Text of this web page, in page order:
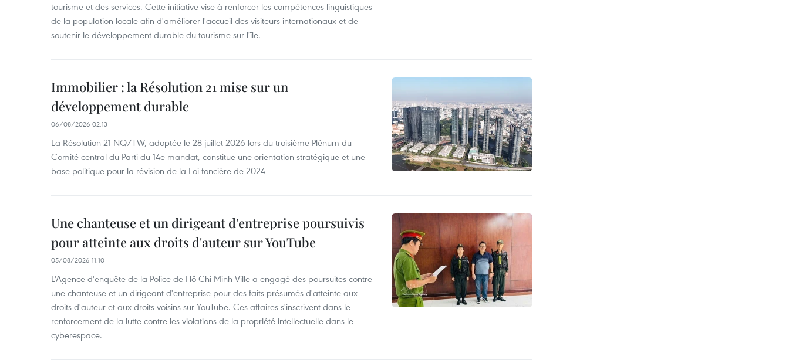
tourisme et des services. Cette initiative vise à renforcer les compétences linguistiques
de la population locale afin d'améliorer l'accueil des visiteurs internationaux et de
soutenir le développement durable du tourisme sur l'île.
Immobilier : la Résolution 21 mise sur un
développement durable
06/08/2026 02:13
La Résolution 21-NQ/TW, adoptée le 28 juillet 2026 lors du troisième Plénum du
Comité central du Parti du 14e mandat, constitue une orientation stratégique et une
base politique pour la révision de la Loi foncière de 2024
Une chanteuse et un dirigeant d'entreprise poursuivis
pour atteinte aux droits d'auteur sur YouTube
05/08/2026 11:10
L'Agence d'enquête de la Police de Hô Chi Minh-Ville a engagé des poursuites contre
une chanteuse et un dirigeant d'entreprise pour des faits présumés d'atteinte aux
droits d'auteur et aux droits voisins sur YouTube. Ces affaires s'inscrivent dans le
renforcement de la lutte contre les violations de la propriété intellectuelle dans le
cyberespace.